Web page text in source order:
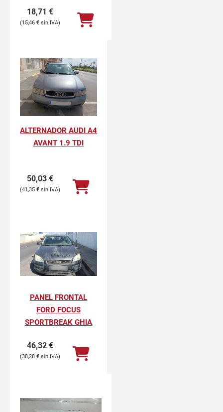
PROFESIONAL
18,71 €
15,46 €
ALTERNADOR AUDI A4
AVANT 1.9 TDI
50,03 €
41,35 €
PANEL FRONTAL
FORD FOCUS
SPORTBREAK GHIA
46,32 €
38,28 €